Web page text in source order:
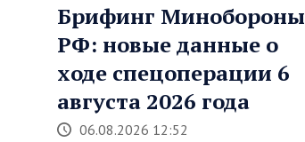
Брифинг Минобороны
РФ: новые данные о
ходе спецоперации 6
августа 2026 года
06.08.2026 12:52